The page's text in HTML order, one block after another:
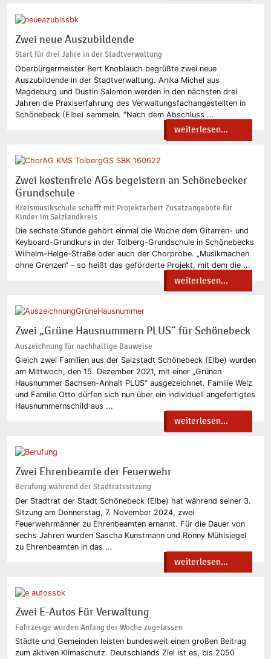
Zwei neue Auszubildende
Start für drei Jahre in der Stadtverwaltung
Oberbürgermeister Bert Knoblauch begrüßte zwei neue
Auszubildende in der Stadtverwaltung. Anika Michel aus
Magdeburg und Dustin Salomon werden in den nächsten drei
Jahren die Praxiserfahrung des Verwaltungsfachangestellten in
Schönebeck (Elbe) sammeln. "Nach dem Abschluss ...
weiterlesen...
Zwei kostenfreie AGs begeistern an Schönebecker
Grundschule
Kreismusikschule schafft mit Projektarbeit Zusatzangebote für
Kinder im Salzlandkreis
Die sechste Stunde gehört einmal die Woche dem Gitarren- und
Keyboard-Grundkurs in der Tolberg-Grundschule in Schönebecks
Wilhelm-Helge-Straße oder auch der Chorprobe. „Musikmachen
ohne Grenzen“ – so heißt das geförderte Projekt, mit dem die ...
weiterlesen...
Zwei „Grüne Hausnummern PLUS“ für Schönebeck
Auszeichnung für nachhaltige Bauweise
Gleich zwei Familien aus der Salzstadt Schönebeck (Elbe) wurden
am Mittwoch, den 15. Dezember 2021, mit einer „Grünen
Hausnummer Sachsen-Anhalt PLUS“ ausgezeichnet. Familie Welz
und Familie Otto dürfen sich nun über ein individuell angefertigtes
Hausnummernschild aus ...
weiterlesen...
Zwei Ehrenbeamte der Feuerwehr
Berufung während der Stadtratssitzung
Der Stadtrat der Stadt Schönebeck (Elbe) hat während seiner 3.
Sitzung am Donnerstag, 7. November 2024, zwei
Feuerwehrmänner zu Ehrenbeamten ernannt. Für die Dauer von
sechs Jahren wurden Sascha Kunstmann und Ronny Mühlsiegel
zu Ehrenbeamten in das ...
weiterlesen...
Zwei E-Autos Für Verwaltung
Fahrzeuge wurden Anfang der Woche zugelassen
Städte und Gemeinden leisten bundesweit einen großen Beitrag
zum aktiven Klimaschutz. Deutschlands Ziel ist es, bis 2050